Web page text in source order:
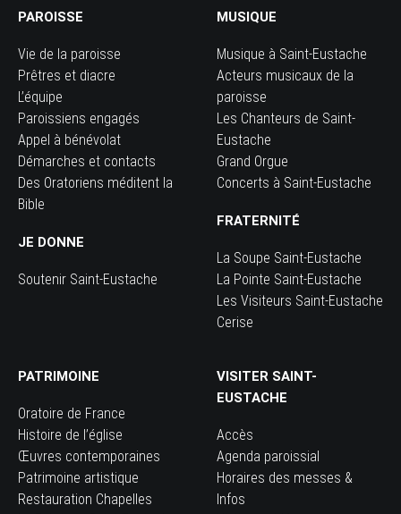
PAROISSE
Vie de la paroisse
Prêtres et diacre
L’équipe
Paroissiens engagés
Appel à bénévolat
Démarches et contacts
Des Oratoriens méditent la
Bible
JE DONNE
Soutenir Saint-Eustache
MUSIQUE
Musique à Saint-Eustache
Acteurs musicaux de la
paroisse
Les Chanteurs de Saint-
Eustache
Grand Orgue
Concerts à Saint-Eustache
FRATERNITÉ
La Soupe Saint-Eustache
La Pointe Saint-Eustache
Les Visiteurs Saint-Eustache
Cerise
PATRIMOINE
Oratoire de France
Histoire de l’église
Œuvres contemporaines
Patrimoine artistique
Restauration Chapelles
VISITER SAINT-
EUSTACHE
Accès
Agenda paroissial
Horaires des messes &
Infos